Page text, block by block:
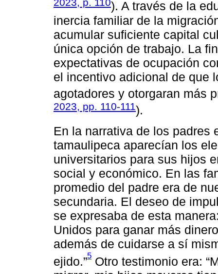
2023, p. 110). A través de la
inercia familiar de la
acumular suficiente capital
única opción de trabajo. La
expectativas de ocupación
el incentivo adicional de que
agotadores y otorgaran más
2023, pp. 110-111).
En la narrativa de los padres
tamaulipeca aparecían los
universitarios para sus hijos
social y económico. En las
promedio del padre era de
secundaria. El deseo de
se expresaba de esta
Unidos para ganar más
además de cuidarse a sí
ejido.”5 Otro testimonio era: